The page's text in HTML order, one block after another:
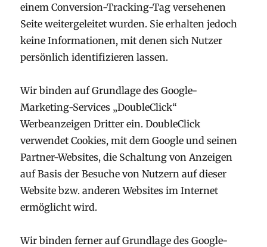
einem Conversion-Tracking-Tag versehenen
Seite weitergeleitet wurden. Sie erhalten jedoch
keine Informationen, mit denen sich Nutzer
persönlich identifizieren lassen.
Wir binden auf Grundlage des Google-
Marketing-Services „DoubleClick“
Werbeanzeigen Dritter ein. DoubleClick
verwendet Cookies, mit dem Google und seinen
Partner-Websites, die Schaltung von Anzeigen
auf Basis der Besuche von Nutzern auf dieser
Website bzw. anderen Websites im Internet
ermöglicht wird.
Wir binden ferner auf Grundlage des Google-